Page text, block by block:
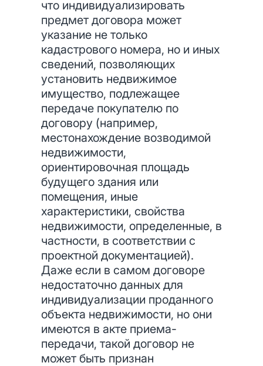
что индивидуализировать
предмет договора может
указание не только
кадастрового номера, но и иных
сведений, позволяющих
установить недвижимое
имущество, подлежащее
передаче покупателю по
договору (например,
местонахождение возводимой
недвижимости,
ориентировочная площадь
будущего здания или
помещения, иные
характеристики, свойства
недвижимости, определенные, в
частности, в соответствии с
проектной документацией).
Даже если в самом договоре
недостаточно данных для
индивидуализации проданного
объекта недвижимости, но они
имеются в акте приема-
передачи, такой договор не
может быть признан